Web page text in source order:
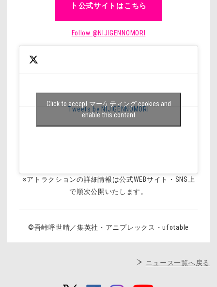
ト 公式サイトはこちら
Follow @NIJIGENNOMORI
Tweets by NIJIGENNOMORI
Click to accept マーケティング cookies and
enable this content
※アトラクションの詳細情報は公式WEBサイト・SNS上
で順次公開いたします。
©吾峠呼世晴／集英社・アニプレックス・ufotable
ニュース一覧へ戻る